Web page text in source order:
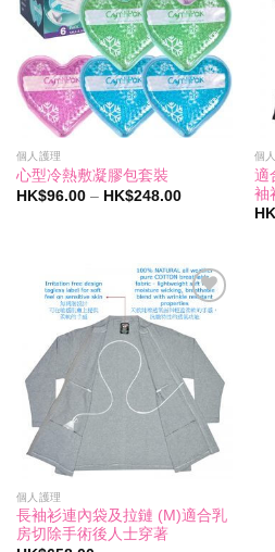
個人護理
心型冷熱敷凝膠包套裝
HK$96.00 – HK$248.00價
到
HK$248.00
個
適
袖
Add to
wishlist
個人護理
長袖衫連內袋及拉鏈 (M)適合乳
房切除手術後人士穿著